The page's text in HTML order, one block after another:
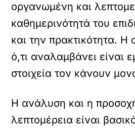
οργανωμένη και
καθημερινότητά του
και την πρακτικότητα.
ό,τι αναλαμβάνει είναι
στοιχεία τον κάνουν
Η ανάλυση και η
λεπτομέρεια είναι